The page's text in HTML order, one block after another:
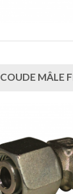
COUDE MÂLE